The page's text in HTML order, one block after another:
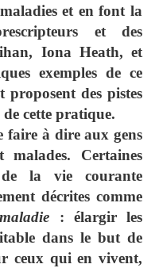
et en font la
et des
Iona Heath, et
exemples de ce
proposent des pistes
cette pratique.
faire à dire aux gens
Certaines
de la vie courante
décrites comme
: élargir les
dans le but de
ceux qui en vivent,